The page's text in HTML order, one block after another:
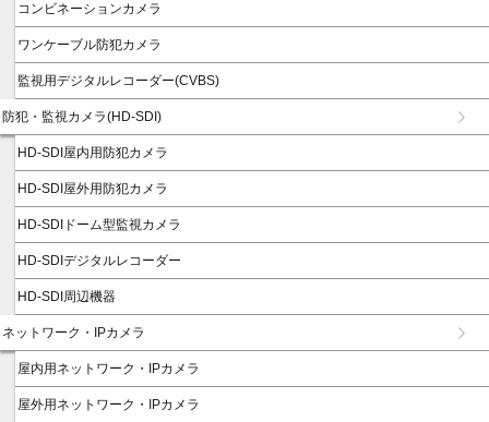
コンビネーションカメラ
ワンケーブル防犯カメラ
監視用デジタルレコーダー(CVBS)
防犯・監視カメラ(HD-SDI)
HD-SDI屋内用防犯カメラ
HD-SDI屋外用防犯カメラ
HD-SDIドーム型監視カメラ
HD-SDIデジタルレコーダー
HD-SDI周辺機器
ネットワーク・IPカメラ
屋内用ネットワーク・IPカメラ
屋外用ネットワーク・IPカメラ